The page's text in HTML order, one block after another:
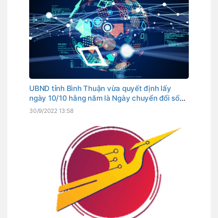
UBND tỉnh Bình Thuận vừa quyết định lấy
ngày 10/10 hằng năm là Ngày chuyển đổi số
tỉnh. Đây cũng là ngày Thủ tướng Chính phủ
30/9/2022 13:58